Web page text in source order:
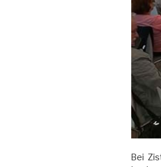
Bei